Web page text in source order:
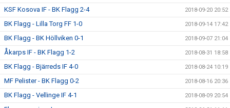
KSF Kosova IF - BK Flagg 2-4 2018-09-20 20:52
BK Flagg - Lilla Torg FF 1-0 2018-09-14 17:42
BK Flagg - BK Höllviken 0-1 2018-09-07 21:04
Åkarps IF - BK Flagg 1-2 2018-08-31 18:58
BK Flagg - Bjärreds IF 4-0 2018-08-24 10:19
MF Pelister - BK Flagg 0-2 2018-08-16 20:36
BK Flagg - Vellinge IF 4-1 2018-08-09 20:54